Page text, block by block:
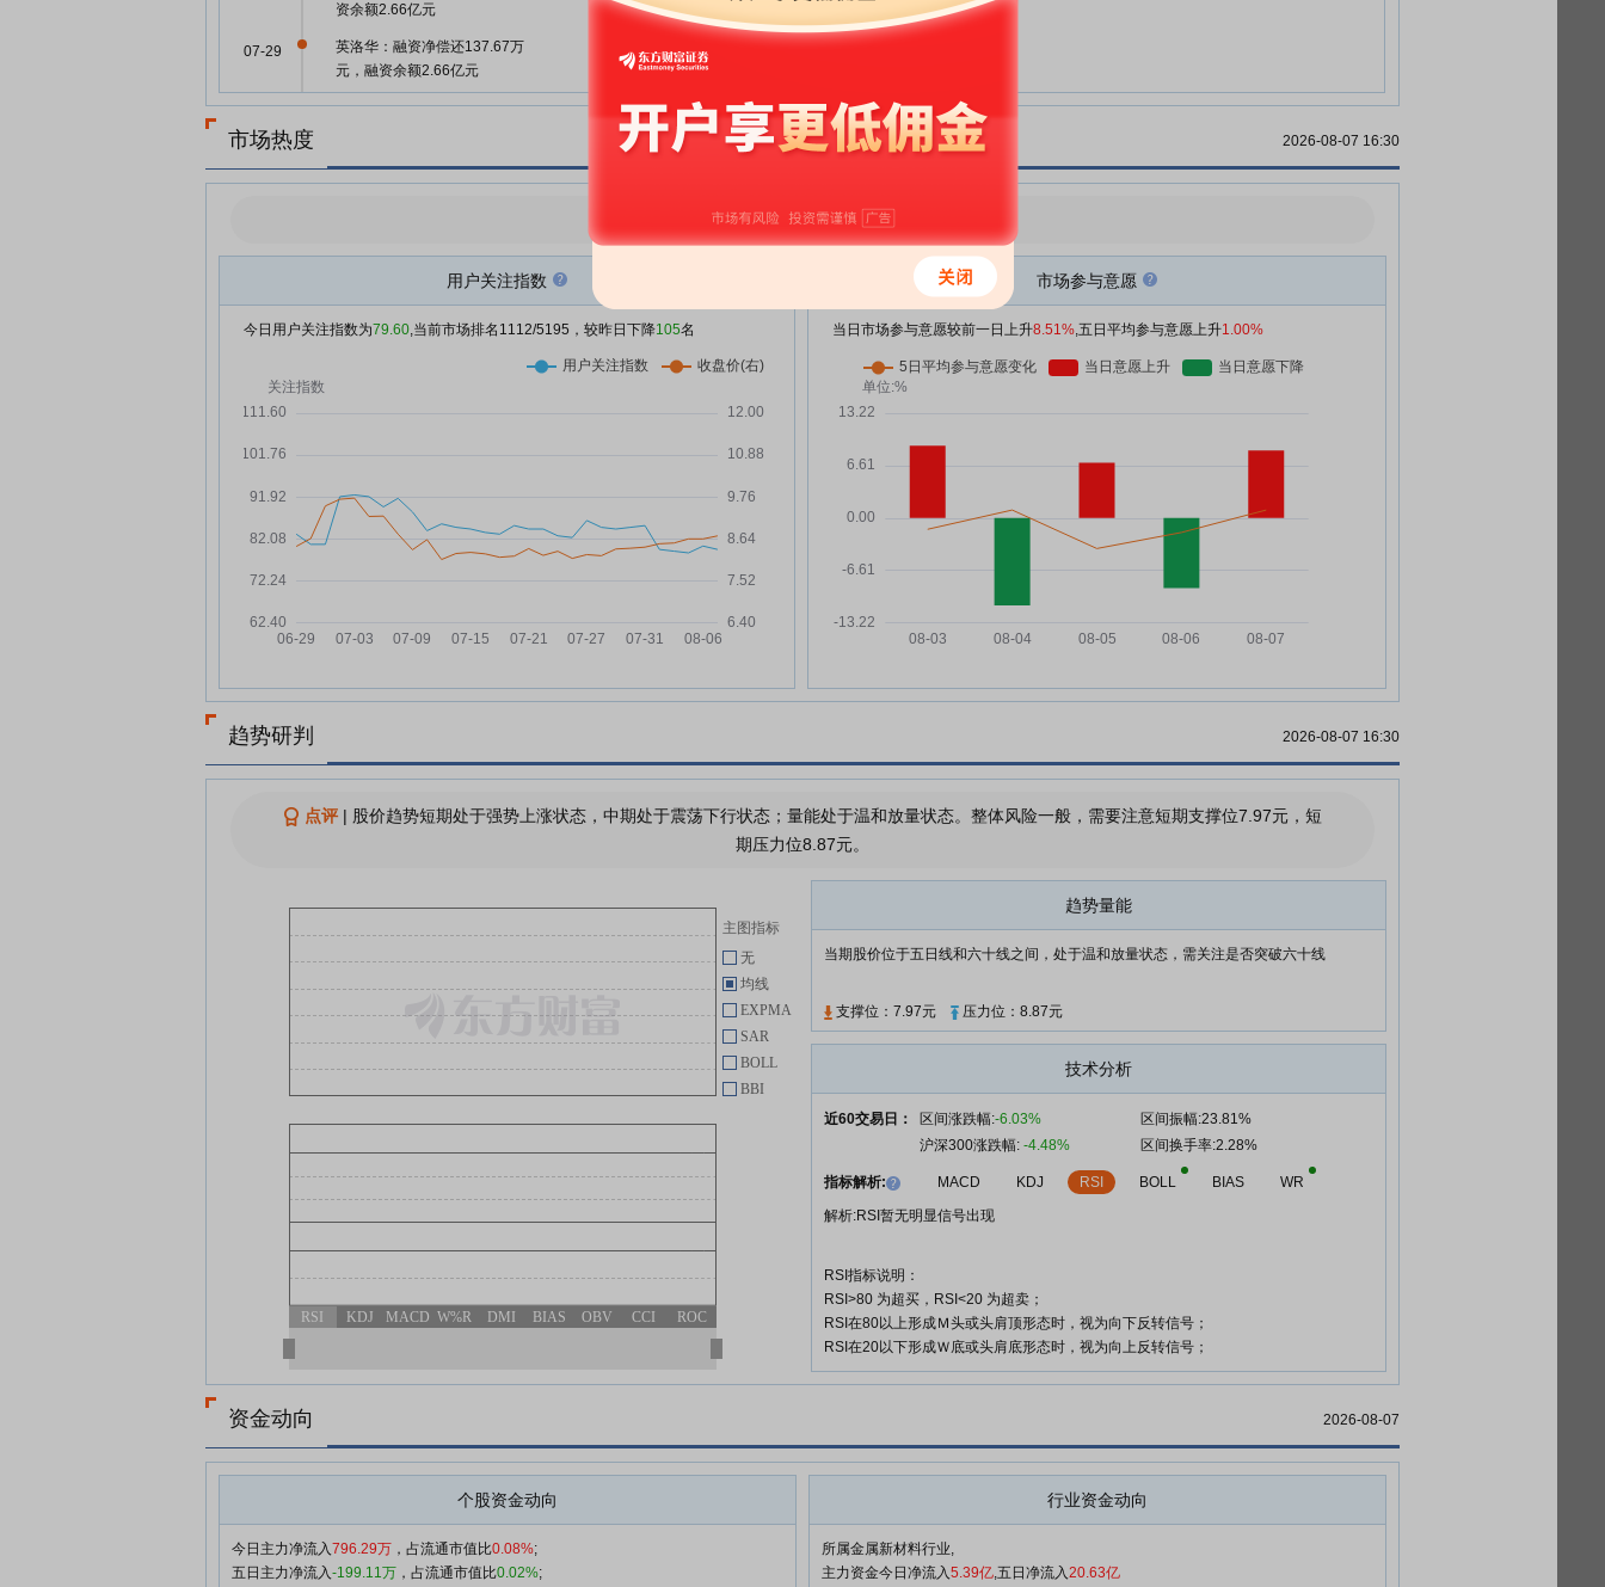
资余额2.66亿元
英洛华：融资净偿还137.67万
元，融资余额2.66亿元
07-29
英洛华：融资净买入81.29万元，
英洛华：关于聘任常务副总经理的
07-24
议决议公告
英洛华：融资净买入229.63万
07-22
元，融资余额2.63亿元
英洛华：融资净偿还263.97万
元，融资余额2.67亿元
07-21
07-15
英洛华：融资净偿还881.31万
07-14
英洛华:000795英洛华投资者关系
06-18
英洛华:关于完成工商变更登记并
换发营业执照的公告
06-17
比例被动增加触及1%及5%整数倍
的公告
英洛华:2025年年度权益分派实施
公告
英洛华:000795英洛华投资者关系
英洛华:关于控股股东部分股份解
英洛华:关于参加浙江辖区上市公
司2026年投资者网上集体接待日
暨2025年度业绩说明会的公告
05-07
的公告
英洛华:2025年度股东会决议公告
英洛华:2025年度股东会法律意见
书
04-15
市场热度 2026-08-07 16:30
今日用户关注度有所下降，参与意愿有所增强
市场参与意愿
当日市场参与意愿较前一日上升8.51%,五日平均参与意愿上升1.00%
用户关注指数
今日用户关注指数为79.60,当前市场排名 1112/5195，较昨日下降105名
趋势研判 2026-08-07 16:30
点评| 股价趋势短期处于强势上涨状态，中期处于震荡下行状态；量能处于温和放量状态。整体风险一般，需要注意短期支撑位7.97元，短
期压力位8.87元。
趋势量能
当期股价位于五日线和六十线之间，处于温和放量状态，需关注是否突破六十线
支撑位：7.97元 压力位：8.87元
技术分析
近60交易日： 区间涨跌幅:-6.03%
区间振幅:23.81%
沪深300涨跌幅: -4.48% 区间换手率:2.28%
指标解析: MACD KDJ RSI BOLL BIAS
WR
解析:RSI暂无明显信号出现
RSI指标说明：
RSI>80 为超买，RSI<20 为超卖；
RSI在80以上形成Ｍ头或头肩顶形态时，视为向下反转信号；
RSI在20以下形成Ｗ底或头肩底形态时，视为向上反转信号；
主图指标
无
均线
EXPMA
SAR
BOLL
BBI
RSI KDJ MACD W%R DMI BIAS OBV CCI ROC
资金动向 2026-08-07
个股资金动向
今日主力净流入796.29万 ，占流通市值比0.08%;
五日主力净流入-199.11万 ，占流通市值比0.02%;
行业资金动向
所属金属新材料行业,
主力资金今日净流入5.39亿,五日净流入20.63亿